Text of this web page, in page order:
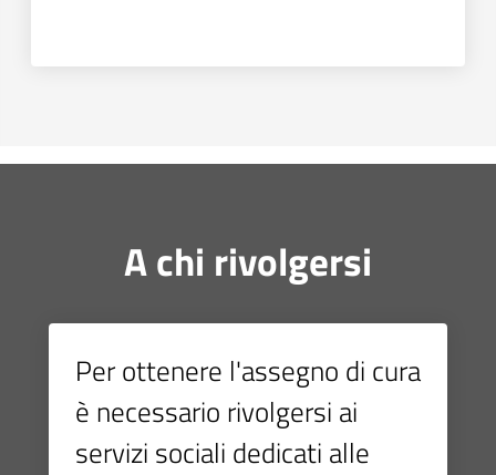
A chi rivolgersi
Per ottenere l'assegno di cura
è necessario rivolgersi ai
servizi sociali dedicati alle